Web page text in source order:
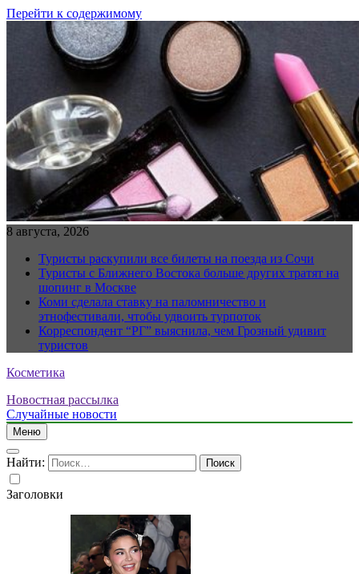
Перейти к содержимому
8 августа, 2026
Туристы раскупили все билеты на поезда из Сочи
Туристы с Ближнего Востока больше других тратят на
шопинг в Москве
Коми сделала ставку на паломничество и
этнофестивали, чтобы удвоить турпоток
Корреспондент “РГ” выяснила, чем Грозный удивит
туристов
Косметика
Новостная рассылка
Случайные новости
Меню
Найти:
Заголовки